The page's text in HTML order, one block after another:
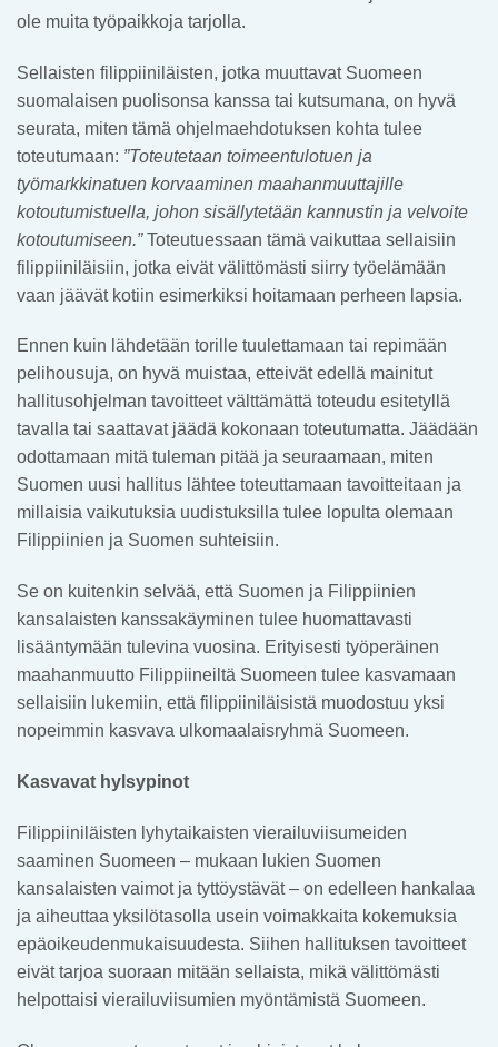
ole muita työpaikkoja tarjolla.
Sellaisten filippiiniläisten, jotka muuttavat Suomeen
suomalaisen puolisonsa kanssa tai kutsumana, on hyvä
seurata, miten tämä ohjelmaehdotuksen kohta tulee
toteutumaan: ”Toteutetaan toimeentulotuen ja
työmarkkinatuen korvaaminen maahanmuuttajille
kotoutumistuella, johon sisällytetään kannustin ja velvoite
kotoutumiseen.”Toteutuessaan tämä vaikuttaa sellaisiin
filippiiniläisiin, jotka eivät välittömästi siirry työelämään
vaan jäävät kotiin esimerkiksi hoitamaan perheen lapsia.
Ennen kuin lähdetään torille tuulettamaan tai repimään
pelihousuja, on hyvä muistaa, etteivät edellä mainitut
hallitusohjelman tavoitteet välttämättä toteudu esitetyllä
tavalla tai saattavat jäädä kokonaan toteutumatta. Jäädään
odottamaan mitä tuleman pitää ja seuraamaan, miten
Suomen uusi hallitus lähtee toteuttamaan tavoitteitaan ja
millaisia vaikutuksia uudistuksilla tulee lopulta olemaan
Filippiinien ja Suomen suhteisiin.
Se on kuitenkin selvää, että Suomen ja Filippiinien
kansalaisten kanssakäyminen tulee huomattavasti
lisääntymään tulevina vuosina. Erityisesti työperäinen
maahanmuutto Filippiineiltä Suomeen tulee kasvamaan
sellaisiin lukemiin, että filippiiniläisistä muodostuu yksi
nopeimmin kasvava ulkomaalaisryhmä Suomeen.
Kasvavat hylsypinot
Filippiiniläisten lyhytaikaisten vierailuviisumeiden
saaminen Suomeen – mukaan lukien Suomen
kansalaisten vaimot ja tyttöystävät – on edelleen hankalaa
ja aiheuttaa yksilötasolla usein voimakkaita kokemuksia
epäoikeudenmukaisuudesta. Siihen hallituksen tavoitteet
eivät tarjoa suoraan mitään sellaista, mikä välittömästi
helpottaisi vierailuviisumien myöntämistä Suomeen.